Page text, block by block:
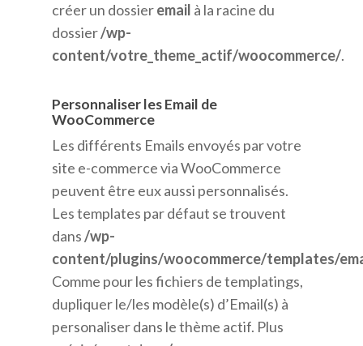
créer un dossieremail à la racine du
dossier/wp-
content/votre_theme_actif/woocommerce/.
Personnaliser les Email de
WooCommerce
Les différents Emails envoyés par votre
site e-commerce via WooCommerce
peuvent être eux aussi personnalisés.
Les templates par défaut se trouvent
dans/wp-
content/plugins/woocommerce/templates/
Comme pour les fichiers de templatings,
dupliquer le/les modèle(s) d’Email(s) à
personaliser dans le thème actif. Plus